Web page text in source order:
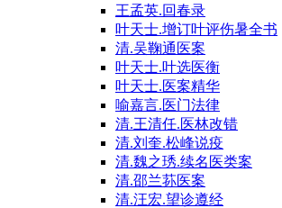
王孟英.回春录
叶天士.增订叶评伤暑全书
清.吴鞠通医案
叶天士.叶选医衡
叶天士.医案精华
喻嘉言.医门法律
清.王清任.医林改错
清.刘奎.松峰说疫
清.魏之琇.续名医类案
清.邵兰荪医案
清.汪宏.望诊遵经